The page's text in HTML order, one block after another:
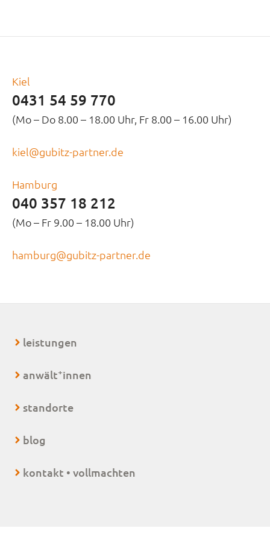
Kiel
0431 54 59 770
(Mo – Do 8.00 – 18.00 Uhr, Fr 8.00 – 16.00 Uhr)
kiel@gubitz-partner.de
Hamburg
040 357 18 212
(Mo – Fr 9.00 – 18.00 Uhr)
hamburg@gubitz-partner.de
leistungen
anwält+innen
standorte
blog
kontakt • vollmachten